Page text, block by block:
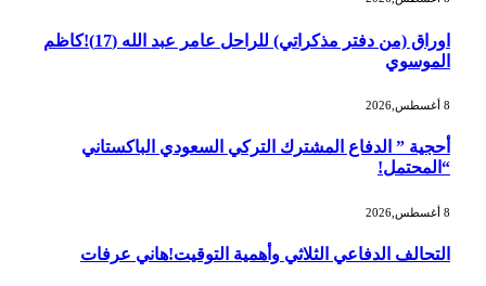
اوراق (من دفتر مذكراتي) للراحل عامر عبد الله (17)!كاظم
الموسوي
أحجية ” الدفاع المشترك التركي السعودي الباكستاني
“المحتمل!
التحالف الدفاعي الثلاثي وأهمية التوقيت!هاني عرفات